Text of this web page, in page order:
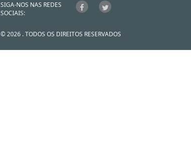
SIGA-NOS NAS REDES
SOCIAIS:
© 2026 . TODOS OS DIREITOS RESERVADOS